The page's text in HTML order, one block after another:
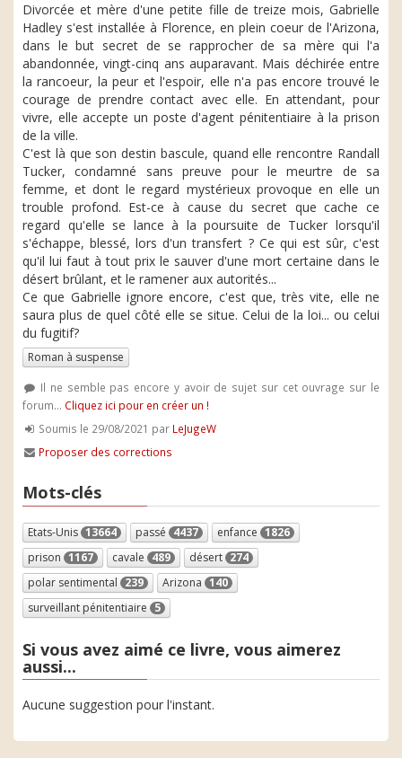
Divorcée et mère d'une petite fille de treize mois, Gabrielle
Hadley s'est installée à Florence, en plein coeur de l'Arizona,
dans le but secret de se rapprocher de sa mère qui l'a
abandonnée, vingt-cinq ans auparavant. Mais déchirée entre
la rancoeur, la peur et l'espoir, elle n'a pas encore trouvé le
courage de prendre contact avec elle. En attendant, pour
vivre, elle accepte un poste d'agent pénitentiaire à la prison
de la ville.
C'est là que son destin bascule, quand elle rencontre Randall
Tucker, condamné sans preuve pour le meurtre de sa
femme, et dont le regard mystérieux provoque en elle un
trouble profond. Est-ce à cause du secret que cache ce
regard qu'elle se lance à la poursuite de Tucker lorsqu'il
s'échappe, blessé, lors d'un transfert ? Ce qui est sûr, c'est
qu'il lui faut à tout prix le sauver d'une mort certaine dans le
désert brûlant, et le ramener aux autorités...
Ce que Gabrielle ignore encore, c'est que, très vite, elle ne
saura plus de quel côté elle se situe. Celui de la loi... ou celui
du fugitif?
Roman à suspense
Il ne semble pas encore y avoir de sujet sur cet ouvrage sur le
forum... Cliquez ici pour en créer un !
Soumis le 29/08/2021 par LeJugeW
Proposer des corrections
Mots-clés
Etats-Unis 13664 passé 4437 enfance 1826
prison 1167 cavale 489 désert 274
polar sentimental 239 Arizona 140
surveillant pénitentiaire 5
Si vous avez aimé ce livre, vous aimerez
aussi...
Aucune suggestion pour l'instant.